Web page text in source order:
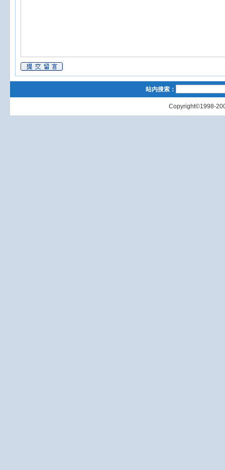
站内搜索：
Copyright©1998-